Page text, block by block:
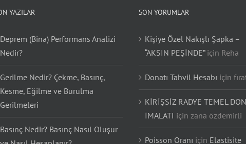
Nedir?
Gerilme Nedir? Çekme, Basınç,
Gerilmeleri
Kişiye Özel Nakışlı Şapka –
“AKSIN PEŞİNDE”
için Reha
Donatı Tahvil Hesabı içinfırat
KİRİŞSİZ RADYE TEMEL
İMALATI için zana özdemirli